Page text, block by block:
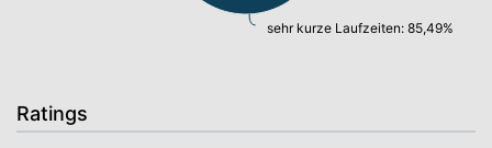
sehr kurze Laufzeiten: 85,49%
Ratings